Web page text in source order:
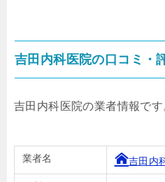
吉田内科医院の口コミ・
吉田内科医院の業者情報です
業者名 吉田内